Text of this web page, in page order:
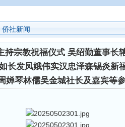
侨社新闻
持宗教祝福仪式 吴绍勤董事长
长发凤娥伟实汉忠泽森锡炎新
婵琴林儒吴金城社长及嘉宾等